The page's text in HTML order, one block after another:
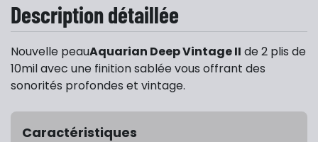
Description détaillée
Nouvelle peauAquarian Deep Vintage II de 2 plis de
10mil avec une finition sablée vous offrant des
sonorités profondes et vintage.
Caractéristiques